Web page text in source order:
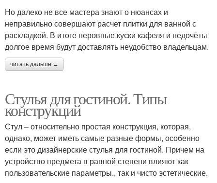
Но далеко не все мастера знают о нюансах и
неправильно совершают расчет плитки для ванной с
раскладкой. В итоге неровные куски кафеля и недочёты
долгое время будут доставлять неудобство владельцам.
читать дальше →
Стулья для гостиной. Типы
конструкций
Стул – относительно простая конструкция, которая,
однако, может иметь самые разные формы, особенно
если это дизайнерские стулья для гостиной. Причем на
устройство предмета в равной степени влияют как
пользовательские параметры., так и чисто эстетические.